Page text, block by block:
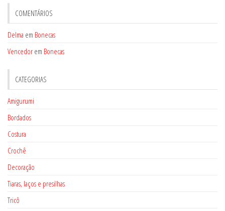
COMENTÁRIOS
Delma em Bonecas
Vencedor em Bonecas
CATEGORIAS
Amigurumi
Bordados
Costura
Crochê
Decoração
Tiaras, laços e presilhas
Tricô